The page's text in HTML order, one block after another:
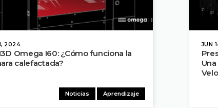
2024
Noticias Aprendizaje
Omega I60: ¿Cómo funciona la
calefactada?
JUN